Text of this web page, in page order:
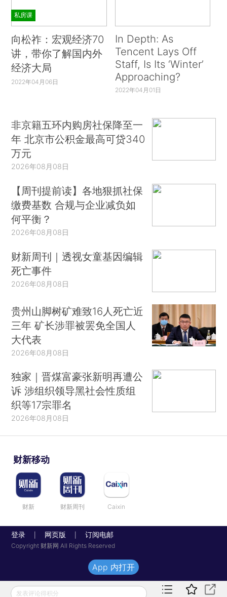
私房课
向松祚：宏观经济70
讲，带你了解国内外
经济大局
2022年04月06日
In Depth: As
Tencent Lays Off
Staff, Is Its ‘Winter’
Approaching?
2022年04月01日
非京籍五环内购房社保降至一
年 北京市公积金最高可贷340
万元
2026年08月08日
【周刊提前读】各地狠抓社保
缴费基数 合规与企业减负如
何平衡？
2026年08月08日
财新周刊｜透视女童基因编辑
死亡事件
2026年08月08日
贵州山脚树矿难致16人死亡近
三年 矿长涉罪被罢免全国人
大代表
2026年08月08日
独家｜晋煤富豪张新明再遭公
诉 涉组织领导黑社会性质组
织等17宗罪名
2026年08月08日
财新移动
财新 财新周刊 Caixin
登录 网页版 订阅电邮
Copyright 财新网 All Rights Reserved
发表评论得积分
App 内打开